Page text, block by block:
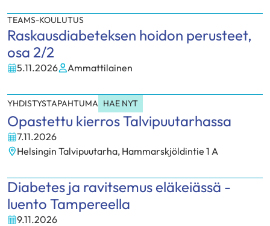
TEAMS-KOULUTUS
Raskausdiabeteksen hoidon perusteet,
osa 2/2
5.11.2026
Kohderyhmä:
Ammattilainen
YHDISTYSTAPAHTUMA HAE NYT
Opastettu kierros Talvipuutarhassa
7.11.2026
Paikka:
Helsingin Talvipuutarha, Hammarskjöldintie 1 A
Diabetes ja ravitsemus eläkeiässä -
luento Tampereella
9.11.2026